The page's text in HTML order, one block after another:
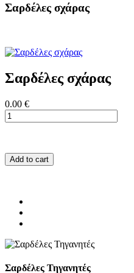
Σαρδέλες σχάρας
Σαρδέλες σχάρας
0.00 €
Add to cart
Σαρδέλες Τηγανητές